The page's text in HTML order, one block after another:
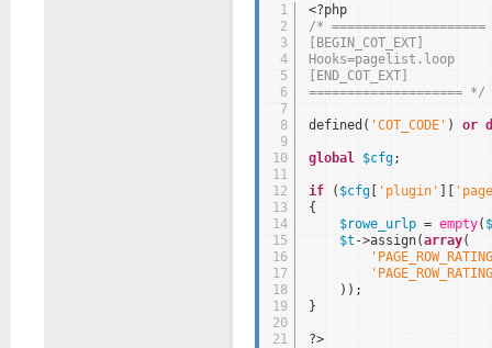
1
2
3
4
5
6
7
8
9
10
11
12
13
14
15
16
17
18
19
20
21
<?php
/* ====================
[BEGIN_COT_EXT]
Hooks=pagelist.loop
[END_COT_EXT]
==================== */
defined( 'COT_CODE' ) or
global $cfg;
if ( $cfg[ 'plugin'
{
$rowe_urlp = empty(
$t ->assign(array(
));
}
?>